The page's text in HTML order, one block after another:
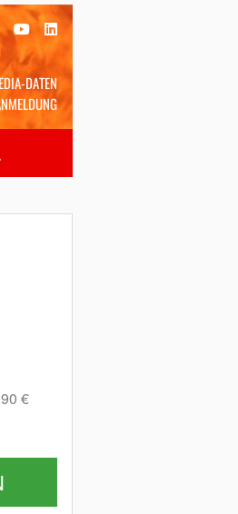
DATEN
€